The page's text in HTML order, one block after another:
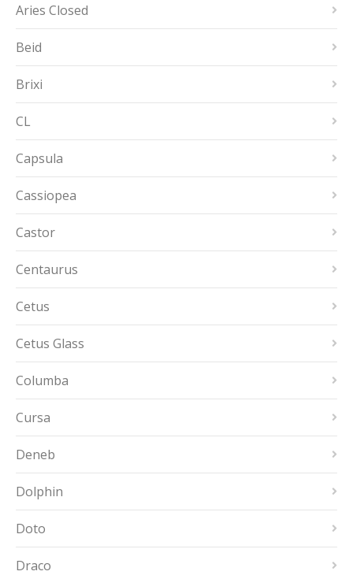
Aries Closed
Beid
Brixi
CL
Capsula
Cassiopea
Castor
Centaurus
Cetus
Cetus Glass
Columba
Cursa
Deneb
Dolphin
Doto
Draco